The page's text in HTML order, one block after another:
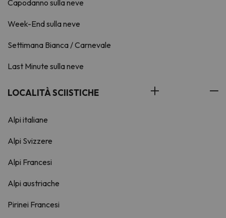
Capodanno sulla neve
Week-End sulla neve
Settimana Bianca / Carnevale
Last Minute sulla neve
LOCALITÀ SCIISTICHE
Alpi italiane
Alpi Svizzere
Alpi Francesi
Alpi austriache
Pirinei Francesi